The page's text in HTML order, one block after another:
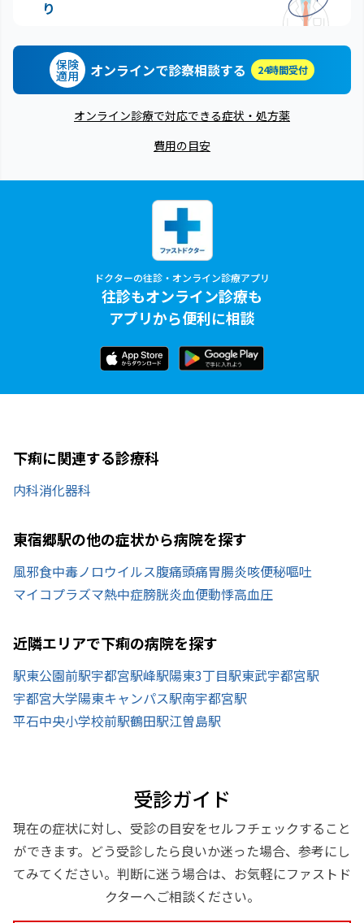
り
保険
適用 オンラインで診察相談する 24時間受付
オンライン診療で対応できる症状・処方薬
費用の目安
ドクターの往診・オンライン診療アプリ
往診もオンライン診療も
アプリから便利に相談
下痢に関連する診療科
内科消化器科
東宿郷駅の他の症状から病院を探す
風邪食中毒ノロウイルス腹痛頭痛胃腸炎咳便秘嘔吐
マイコプラズマ熱中症膀胱炎血便動悸高血圧
近隣エリアで下痢の病院を探す
駅東公園前駅宇都宮駅峰駅陽東3丁目駅東武宇都宮駅
宇都宮大学陽東キャンパス駅南宇都宮駅
平石中央小学校前駅鶴田駅江曽島駅
受診ガイド
現在の症状に対し、受診の目安をセルフチェックすること
ができます。どう受診したら良いか迷った場合、参考にし
てみてください。判断に迷う場合は、お気軽にファストド
クターへご相談ください。